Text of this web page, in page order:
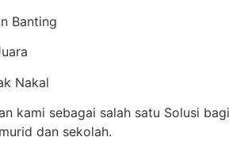
Banting
Nakal
kami sebagai salah satu Solusi bagi
dan sekolah.